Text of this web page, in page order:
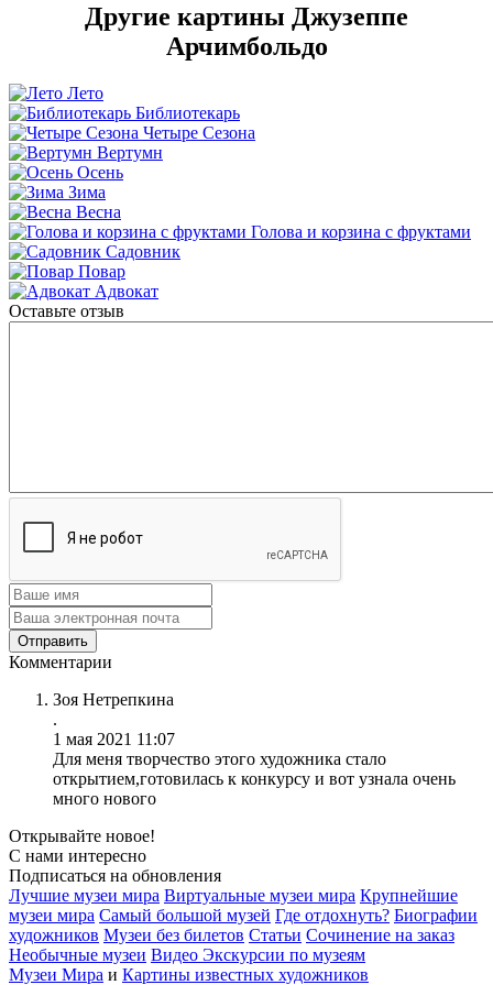
Другие картины Джузеппе
Арчимбольдо
Лето
Библиотекарь
Четыре Сезона
Вертумн
Осень
Зима
Весна
Голова и корзина с фруктами
Садовник
Повар
Адвокат
Оставьте отзыв
Комментарии
Зоя Нетрепкина
.
1 мая 2021 11:07
Для меня творчество этого художника стало
открытием,готовилась к конкурсу и вот узнала очень
много нового
Открывайте новое!
С нами интересно
Подписаться на обновления
Лучшие музеи мира Виртуальные музеи мира Крупнейшие
музеи мира Самый большой музей Где отдохнуть? Биографии
художников Музеи без билетов Статьи Сочинение на заказ
Необычные музеи Видео Экскурсии по музеям
Музеи Мира и Картины известных художников